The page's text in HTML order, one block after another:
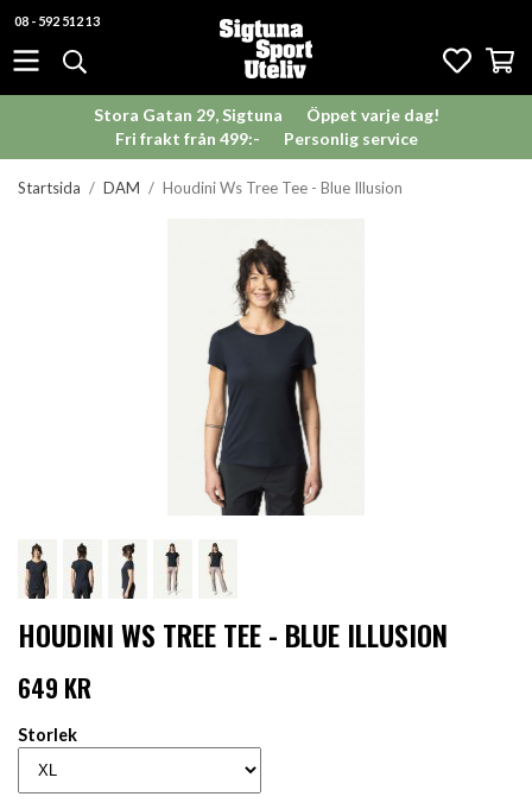
08 - 592 512 13
Stora Gatan 29, Sigtuna
Öppet varje dag!
Fri frakt från 499:-
Personlig service
Startsida / DAM / Houdini Ws Tree Tee - Blue Illusion
HOUDINI WS TREE TEE - BLUE ILLUSION
649 KR
Storlek